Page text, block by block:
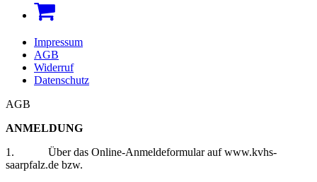
Impressum
AGB
Widerruf
Datenschutz
AGB
ANMELDUNG
1. Über das Online-Anmeldeformular auf www.kvhs-
saarpfalz.de bzw.